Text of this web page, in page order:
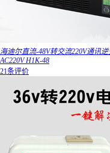
海迪尔直流-48V转交流220V通讯
AC220V H1K-48
21条评价